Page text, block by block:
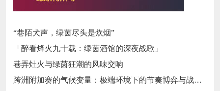
“巷陌犬声，绿茵尽头是炊烟”
「醉看烽火九十载：绿茵酒馆的深夜战歌」
巷弄灶火与绿茵狂潮的风味交响
跨洲附加赛的气候变量：极端环境下的节奏博弈与战术自适应